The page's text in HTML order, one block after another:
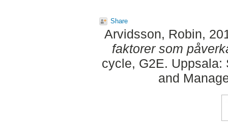
Share
Arvidsson, Robin,
faktorer som
cycle, G2E. Uppsala:
and